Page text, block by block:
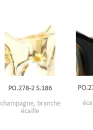
PO.278-2 S.186
champagne, branche
écaille